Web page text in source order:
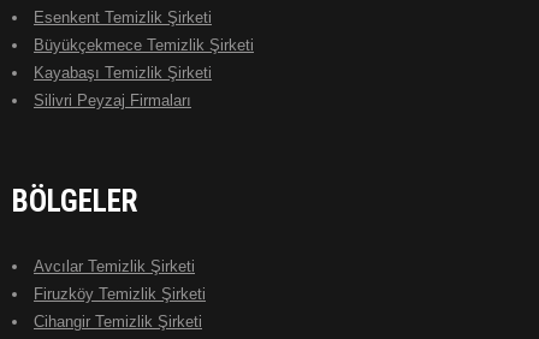
Esenkent Temizlik Şirketi
Büyükçekmece Temizlik Şirketi
Kayabaşı Temizlik Şirketi
Silivri Peyzaj Firmaları
BÖLGELER
Avcılar Temizlik Şirketi
Firuzköy Temizlik Şirketi
Cihangir Temizlik Şirketi